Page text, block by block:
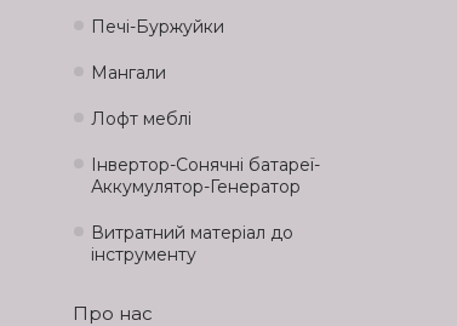
Печі-Буржуйки
Мангали
Лофт меблі
Інвертор-Сонячні батареї-
Аккумулятор-Генератор
Витратний матеріал до
інструменту
Про нас